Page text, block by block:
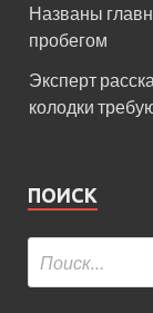
Названы
пробегом
Эксперт
колодки
ПОИСК